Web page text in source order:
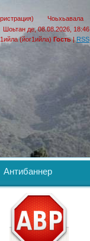
Шоьтан де, 08.08.2026, 18:46
(йог1ийла) Гость|RSS
Чоьхьавала
Антибаннер